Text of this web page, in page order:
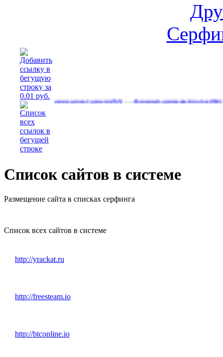
Расширение делает деньги(555)…Реальный денежный поток(584)…
Список сайтов в системе
Размещение сайта в списках серфинга
Список всех сайтов в системе
http://yrackat.ru
http://freesteam.io
http://btconline.io